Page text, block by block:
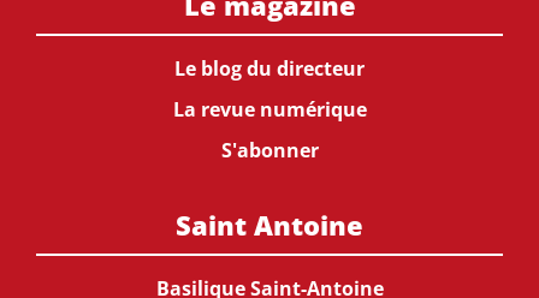
Le blog du directeur
La revue numérique
S'abonner
Saint Antoine
Basilique Saint-Antoine